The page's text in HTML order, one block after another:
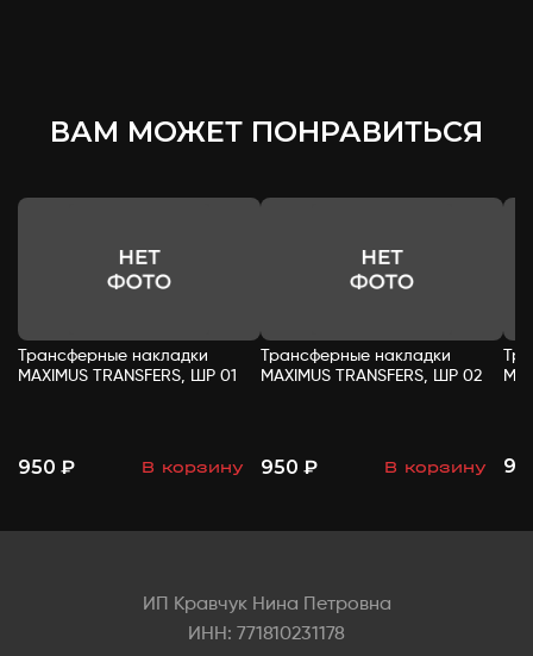
ВАМ МОЖЕТ ПОНРАВИТЬСЯ
Трансферные накладки
MAXIMUS TRANSFERS, ШР 01
950 ₽ В корзину
- +
Трансферные накладки
MAXIMUS TRANSFERS, ШР 02
950 ₽ В корзину
- +
ИП Кравчук Нина Петровна
ИНН: 771810231178